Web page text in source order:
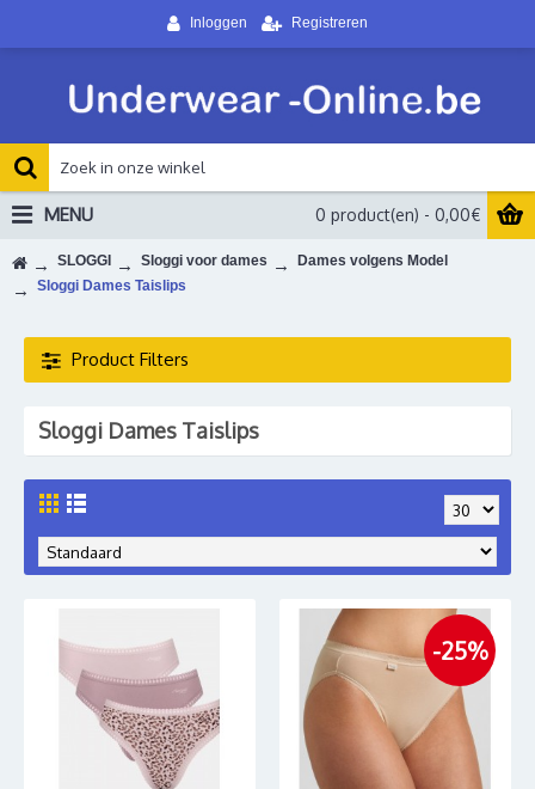
Inloggen Registreren
0 product(en) - 0,00€
MENU
SLOGGI Sloggi voor dames
Dames volgens Model
Sloggi Dames Taislips
Product Filters
Sloggi Dames Taislips
-25%